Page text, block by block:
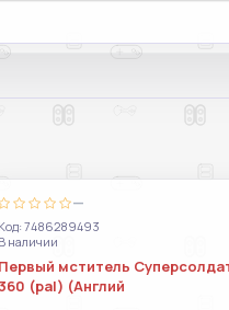
—
Код: 7486289493
В наличии
Первый мститель
360 (pal) (Англий